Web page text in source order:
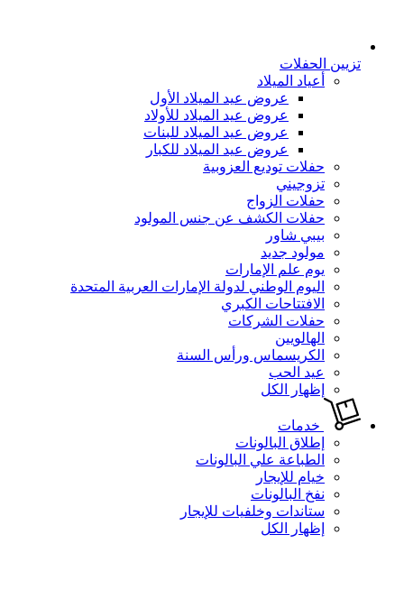
تزيين الحفلات
أعياد الميلاد
عروض عيد الميلاد الأول
عروض عيد الميلاد للأولاد
عروض عيد الميلاد للبنات
عروض عيد الميلاد للكبار
حفلات توديع العزوبية
تزوجيني
حفلات الزواج
حفلات الكشف عن جنس المولود
بيبي شاور
مولود جديد
يوم علم الإمارات
اليوم الوطني لدولة الإمارات العربية المتحدة
الافتتاحات الكبري
حفلات الشركات
الهالويين
الكريسماس ورأس السنة
عيد الحب
إظهار الكل
خدمات
إطلاق البالونات
الطباعة علي البالونات
خيام للإيجار
نفخ البالونات
ستاندات وخلفيات للإيجار
إظهار الكل